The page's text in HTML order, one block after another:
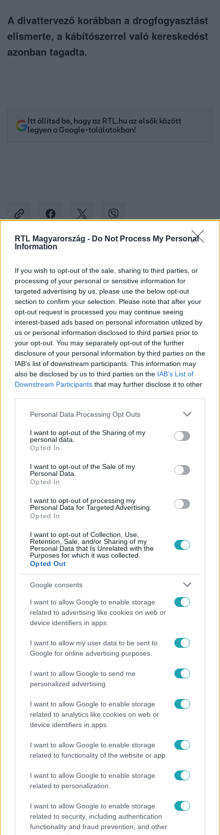
RTL Magyarország - Do Not Process My Personal
Information
If you wish to opt-out of the sale, sharing to third parties, or
processing of your personal or sensitive information for
targeted advertising by us, please use the below opt-out
section to confirm your selection. Please note that after your
opt-out request is processed you may continue seeing
interest-based ads based on personal information utilized by
us or personal information disclosed to third parties prior to
your opt-out. You may separately opt-out of the further
disclosure of your personal information by third parties on the
IAB’s list of downstream participants. This information may
also be disclosed by us to third parties on the IAB’s List of
Downstream Participants that may further disclose it to other
Please note that this website/app uses one or more Google
not limited to your visit or usage behaviour. You may click to
grant or deny consent to Google and its third-party tags to
use your data for below specified purposes in below Google
consent section.
Personal Data Processing Opt Outs
I want to opt-out of the Sharing of my
personal data.
Opted In
I want to opt-out of the Sale of my
Personal Data.
Opted In
I want to opt-out of processing my
Personal Data for Targeted Advertising.
Opted In
I want to opt-out of Collection, Use,
Retention, Sale, and/or Sharing of my
Personal Data that Is Unrelated with the
Purposes for which it was collected.
Opted Out
Google consents
I want to allow Google to enable storage
related to advertising like cookies on web or
device identifiers in apps.
I want to allow my user data to be sent to
Google for online advertising purposes.
I want to allow Google to send me
personalized advertising.
I want to allow Google to enable storage
related to analytics like cookies on web or
device identifiers in apps.
I want to allow Google to enable storage
related to functionality of the website or app.
I want to allow Google to enable storage
related to personalization.
I want to allow Google to enable storage
related to security, including authentication
functionality and fraud prevention, and other
A divattervező korábban a drogfogyasztást
elismerte, a kábítószerrel való kereskedést
azonban tagadta.
Itt állítsd be, hogy az RTL.hu az elsők között
legyen a Google-találatokban!
Facebookon is!
Követem
BALESET-BŰNÜGY # H. ZOLTÁN
#DROGKERESKEDELEM # LETARTÓZTATÁS
Népszerű
férfi, akit elsodort a Duna
Időjárás
hőséget és aszályt?